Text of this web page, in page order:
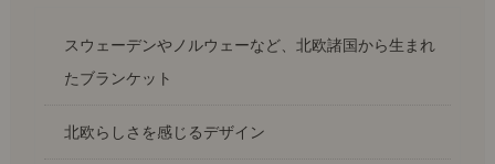
スウェーデンやノルウェーなど、北欧諸国から生まれ
たブランケット
北欧らしさを感じるデザイン